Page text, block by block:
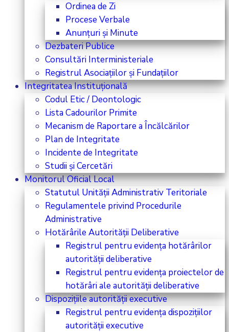
Ordinea de Zi
Procese Verbale
Anunțuri și Minute
Dezbateri Publice
Consultări Interministeriale
Registrul Asociațiilor și Fundațiilor
Integritatea Instituțională
Codul Etic / Deontologic
Lista Cadourilor Primite
Mecanism de Raportare a Încălcărilor
Plan de Integritate
Incidente de Integritate
Studii și Cercetări
Monitorul Oficial Local
Statutul Unității Administrativ Teritoriale
Regulamentele privind Procedurile
Administrative
Hotărârile Autorității Deliberative
Registrul pentru evidența hotărârilor
autorității deliberative
Registrul pentru evidența proiectelor de
hotărâri ale autorității deliberative
Dispozițiile autorității executive
Registrul pentru evidența dispozițiilor
autorității executive